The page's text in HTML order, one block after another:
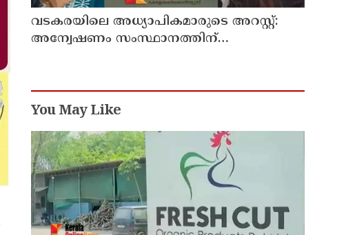
വടകരയിലെ അധ്യാപികമാരുടെ അറസ്റ്റ്:
അന്വേഷണം സംസ്ഥാനത്തിന്
You May Like